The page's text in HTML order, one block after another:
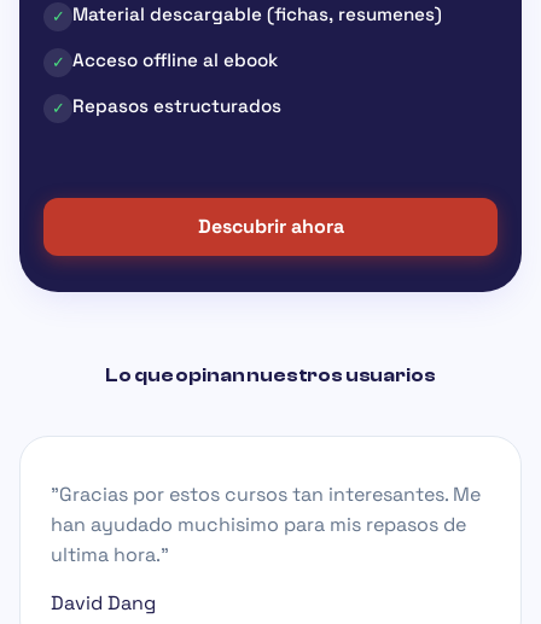
✓ Material descargable (fichas, resumenes)
✓ Acceso offline al ebook
✓ Repasos estructurados
Descubrir ahora
Lo que opinan nuestros usuarios
"Gracias por estos cursos tan interesantes. Me
han ayudado muchisimo para mis repasos de
ultima hora."
David Dang